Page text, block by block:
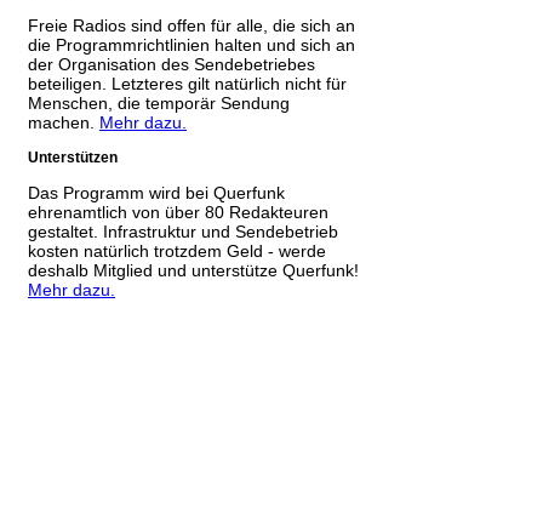
Freie Radios sind offen für alle, die sich an
die Programmrichtlinien halten und sich an
der Organisation des Sendebetriebes
beteiligen. Letzteres gilt natürlich nicht für
Menschen, die temporär Sendung
machen. Mehr dazu.
Unterstützen
Das Programm wird bei Querfunk
ehrenamtlich von über 80 Redakteuren
gestaltet. Infrastruktur und Sendebetrieb
kosten natürlich trotzdem Geld - werde
deshalb Mitglied und unterstütze Querfunk!
Mehr dazu.